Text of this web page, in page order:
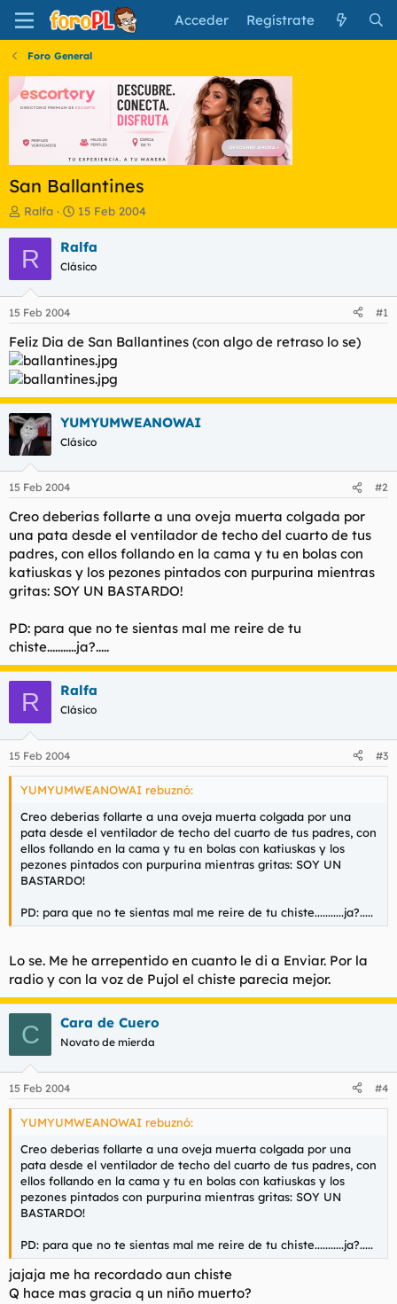
Acceder Regístrate
Foro General
San Ballantines
I
n
i
c
a
d
o
r
d
e
l
t
e
m
a
Ralfa
F
e
c
a
i
n
c
i
o
15 Feb 2004
R Ralfa
Clásico
15 Feb 2004 #1
Feliz Dia de San Ballantines (con algo de retraso lo se)
YUMYUMWEANOWAI
Clásico
15 Feb 2004 #2
Creo deberias follarte a una oveja muerta colgada por
una pata desde el ventilador de techo del cuarto de tus
padres, con ellos follando en la cama y tu en bolas con
katiuskas y los pezones pintados con purpurina mientras
gritas: SOY UN BASTARDO!
PD: para que no te sientas mal me reire de tu
chiste...........ja?.....
R Ralfa
Clásico
15 Feb 2004 #3
YUMYUMWEANOWAI rebuznó:
Creo deberias follarte a una oveja muerta colgada por una
pata desde el ventilador de techo del cuarto de tus padres, con
ellos follando en la cama y tu en bolas con katiuskas y los
pezones pintados con purpurina mientras gritas: SOY UN
BASTARDO!
PD: para que no te sientas mal me reire de tu chiste...........ja?.....
Lo se. Me he arrepentido en cuanto le di a Enviar. Por la
radio y con la voz de Pujol el chiste parecia mejor.
C Cara de Cuero
Novato de mierda
15 Feb 2004 #4
YUMYUMWEANOWAI rebuznó:
Creo deberias follarte a una oveja muerta colgada por una
pata desde el ventilador de techo del cuarto de tus padres, con
ellos follando en la cama y tu en bolas con katiuskas y los
pezones pintados con purpurina mientras gritas: SOY UN
BASTARDO!
PD: para que no te sientas mal me reire de tu chiste...........ja?.....
jajaja me ha recordado aun chiste
Q hace mas gracia q un niño muerto?